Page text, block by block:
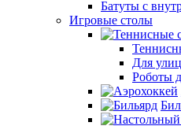
Батуты с
Игровые столы
Для
Роботы